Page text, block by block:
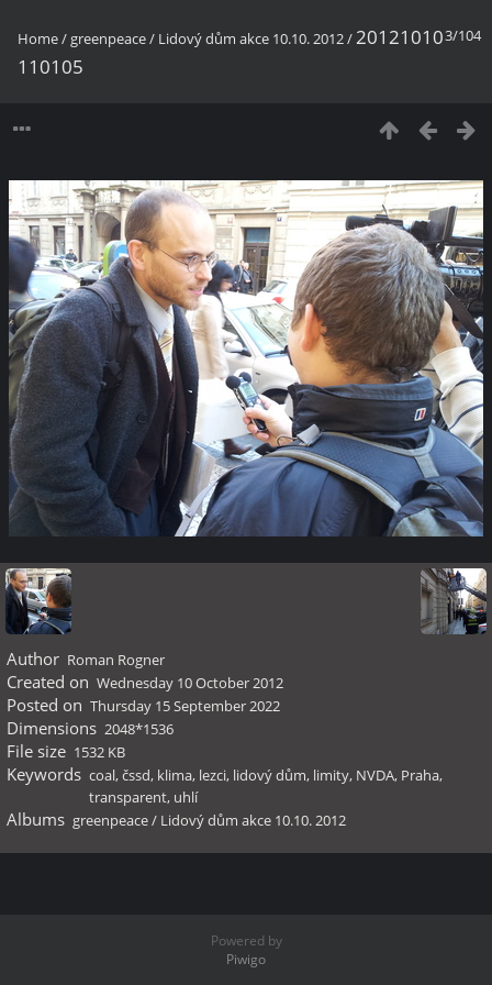
3/104
Home/ greenpeace/ Lidový dům akce 10.10. 2012/20121010
110105
Author Roman Rogner
Created on Wednesday 10 October 2012
Posted on Thursday 15 September 2022
Dimensions 2048*1536
File size 1532 KB
Keywords coal,čssd, klima, lezci, lidový dům, limity, NVDA, Praha,
transparent, uhlí
Albums greenpeace/ Lidový dům akce 10.10. 2012
Powered by
Piwigo